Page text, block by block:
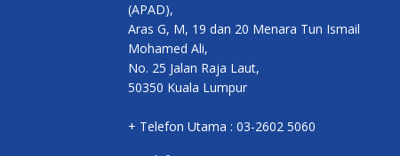
(APAD),
Aras G, M, 19 dan 20 Menara Tun Ismail
Mohamed Ali,
No. 25 Jalan Raja Laut,
50350 Kuala Lumpur
+ Telefon Utama : 03-2602 5060